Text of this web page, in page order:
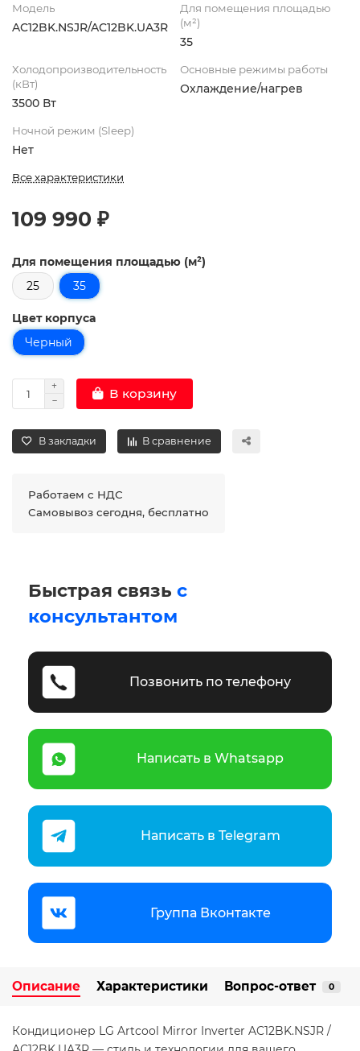
Модель
AC12BK.NSJR/AC12BK.UA3R
Для помещения площадью
(м²)
35
Холодопроизводительность
(кВт)
3500 Вт
Основные режимы работы
Охлаждение/нагрев
Ночной режим (Sleep)
Нет
Все характеристики
109 990 ₽
Для помещения площадью (м²)
25
35
Цвет корпуса
Черный
В корзину
В закладки В сравнение
Работаем с НДС
Самовывоз сегодня, бесплатно
Быстрая связь с
консультантом
Позвонить по телефону
Написать в Whatsapp
Написать в Telegram
Группа Вконтакте
Описание Характеристики Вопрос-ответ 0
Кондиционер LG Artcool Mirror Inverter AC12BK.NSJR /